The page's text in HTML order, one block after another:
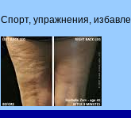
Спорт, упражнения,